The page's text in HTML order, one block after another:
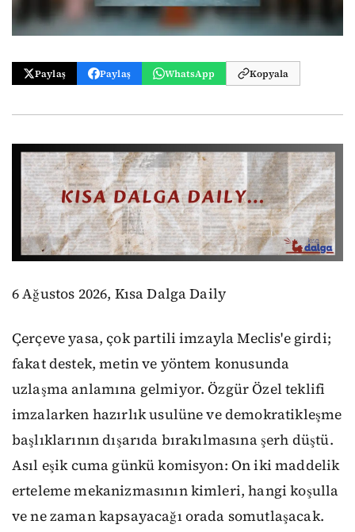
Paylaş Paylaş WhatsApp Kopyala
6 Ağustos 2026, Kısa Dalga Daily
Çerçeve yasa, çok partili imzayla Meclis'e girdi;
fakat destek, metin ve yöntem konusunda
uzlaşma anlamına gelmiyor. Özgür Özel teklifi
imzalarken hazırlık usulüne ve demokratikleşme
başlıklarının dışarıda bırakılmasına şerh düştü.
Asıl eşik cuma günkü komisyon: On iki maddelik
erteleme mekanizmasının kimleri, hangi koşulla
ve ne zaman kapsayacağı orada somutlaşacak.